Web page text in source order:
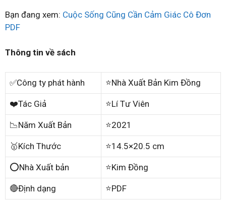
Bạn đang xem: Cuộc Sống Cũng Cần Cảm Giác Cô Đơn
PDF
Thông tin về sách
✅Công ty phát hành ⭐Nhà Xuất Bản Kim Đồng
❤️Tác Giả ⭐Lí Tư Viên
📉Năm Xuất Bản ⭐2021
🥇Kích Thước ⭐14.5×20.5 cm
⭕Nhà Xuất bản ⭐Kim Đồng
🔴Định dạng ⭐PDF